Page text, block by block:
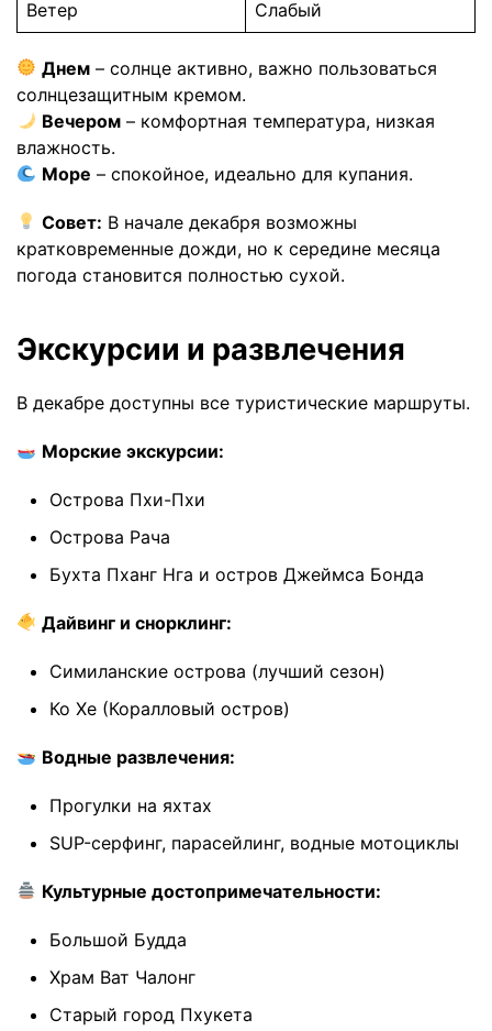
Ветер Слабый
Днем – солнце активно, важно пользоваться
солнцезащитным кремом.
Вечером – комфортная температура, низкая
влажность.
Море – спокойное, идеально для купания.
Совет: В начале декабря возможны
кратковременные дожди, но к середине месяца
погода становится полностью сухой.
Экскурсии и развлечения
В декабре доступны все туристические маршруты.
Морские экскурсии:
Острова Пхи-Пхи
Острова Рача
Бухта Пханг Нга и остров Джеймса Бонда
Дайвинг и снорклинг:
Симиланские острова (лучший сезон)
Ко Хе (Коралловый остров)
Водные развлечения:
Прогулки на яхтах
SUP-серфинг, парасейлинг, водные мотоциклы
Культурные достопримечательности:
Большой Будда
Храм Ват Чалонг
Старый город Пхукета